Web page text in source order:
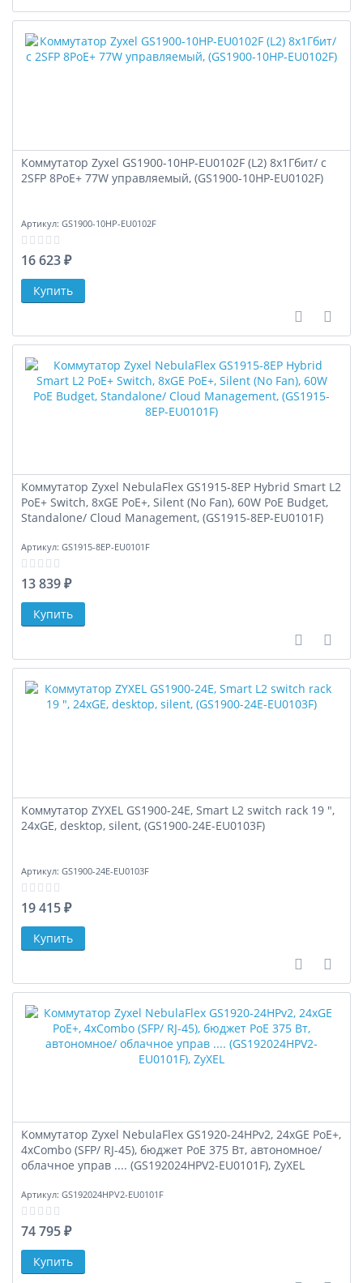
Коммутатор Zyxel GS1900-10HP-EU0102F (L2) 8x1Гбит/ с
2SFP 8PoE+ 77W управляемый, (GS1900-10HP-EU0102F)
Артикул: GS1900-10HP-EU0102F
16 623 ₽
В В
Коммутатор Zyxel NebulaFlex GS1915-8EP Hybrid Smart L2
PoE+ Switch, 8xGE PoE+, Silent (No Fan), 60W PoE Budget,
Standalone/ Cloud Management, (GS1915-8EP-EU0101F)
Артикул: GS1915-8EP-EU0101F
13 839 ₽
В В
Коммутатор ZYXEL GS1900-24E, Smart L2 switch rack 19 ",
24xGE, desktop, silent, (GS1900-24E-EU0103F)
Артикул: GS1900-24E-EU0103F
19 415 ₽
В В
Коммутатор Zyxel NebulaFlex GS1920-24HPv2, 24xGE PoE+,
4xCombo (SFP/ RJ-45), бюджет PoE 375 Вт, автономное/
облачное управ .... (GS192024HPV2-EU0101F), ZyXEL
Артикул: GS192024HPV2-EU0101F
74 795 ₽